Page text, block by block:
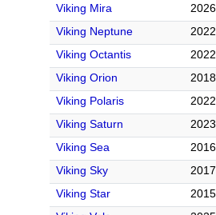
Viking Mira
2026
Viking Neptune
2022
Viking Octantis
2022
Viking Orion
2018
Viking Polaris
2022
Viking Saturn
2023
Viking Sea
2016
Viking Sky
2017
Viking Star
2015